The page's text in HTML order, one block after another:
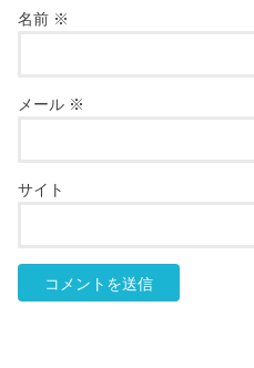
名前 ※
メール ※
サイト